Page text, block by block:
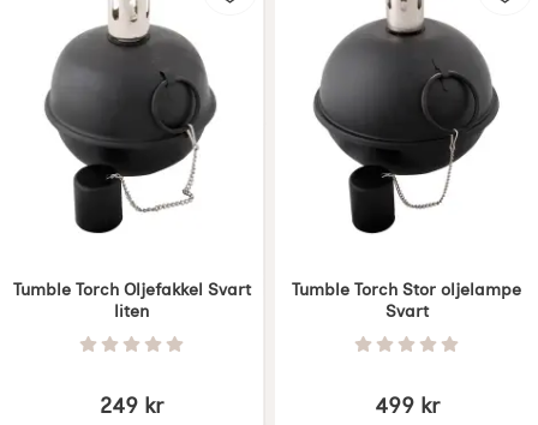
Tumble Torch Oljefakkel Svart
liten
Varenummer 1714Vurdering: 0 Stjerne av 5
249 kr
Tumble Torch Stor oljelampe
Svart
Varenummer 1715Vurdering: 0
499 kr